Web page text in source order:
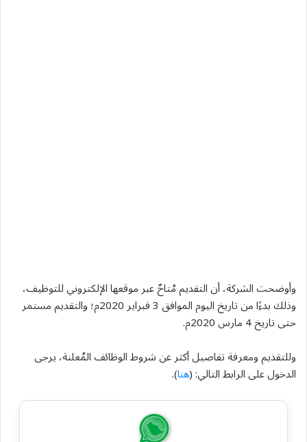
وأوضحت الشركة، أن التقديم مُتاحٌ عبر موقعها الإلكتروني للتوظيف،
وذلك بدءًا من تاريخ اليوم الموافق 3 فبراير 2020م؛ والتقديم مستمر
حتى تاريخ 4 مارس 2020م.
وللتقديم ومعرفة تفاصيل أكثر عن شروط الوظائف المُعلنة، يرجى
الدخول على الرابط التالي: (هنا).